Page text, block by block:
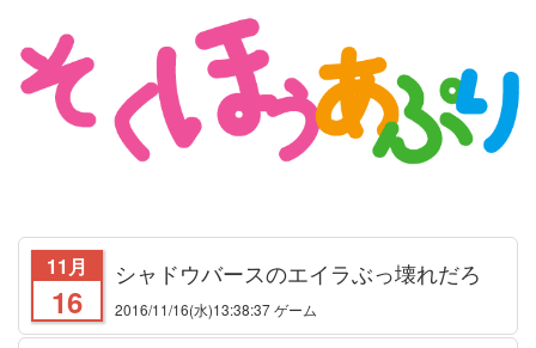
11月
16
シャドウバースのエイラぶっ壊れだろ
2016/11/16(水)13:38:37 ゲーム